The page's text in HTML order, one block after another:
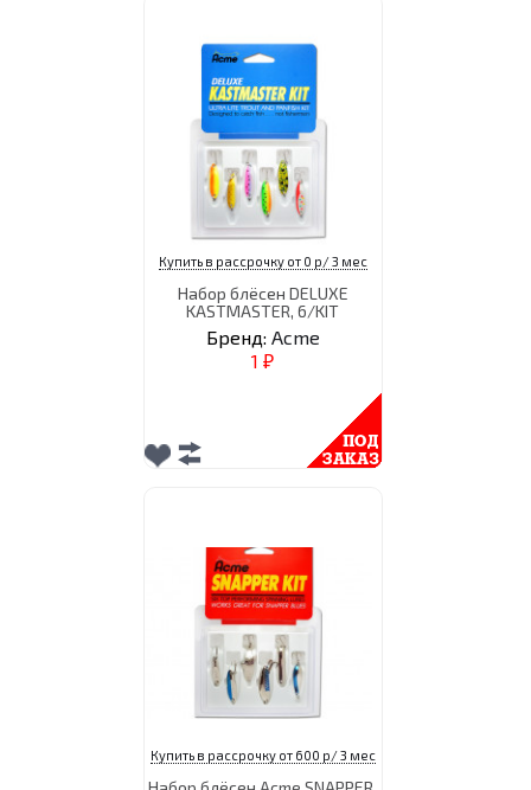
Купить в рассрочку от 0 р/ 3 мес
Набор блёсен DELUXE
KASTMASTER, 6/KIT
Бренд: Acme
1 ₽
Купить в рассрочку от 600 р/ 3 мес